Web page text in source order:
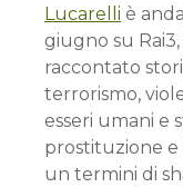
Lucarelli è
giugno su
raccontato
terrorismo,
esseri umani
prostituzione
un termini di